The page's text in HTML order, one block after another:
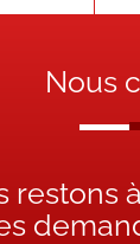
Nous
restons